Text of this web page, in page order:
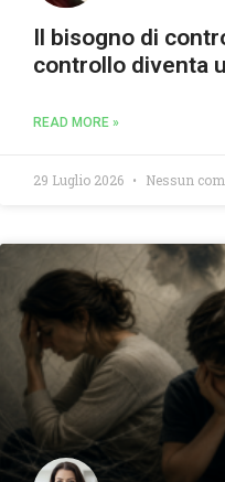
Il bisogno di
controllo diventa
READ MORE »
29 Luglio 2026 Nessun